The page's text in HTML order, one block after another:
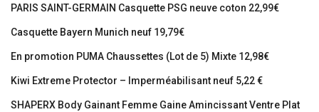
PARIS SAINT-GERMAIN Casquette PSG neuve coton 22,99€
Casquette Bayern Munich neuf 19,79€
En promotion PUMA Chaussettes (Lot de 5) Mixte 12,98€
Kiwi Extreme Protector – Imperméabilisant neuf 5,22 €
SHAPERX Body Gainant Femme Gaine Amincissant Ventre Plat